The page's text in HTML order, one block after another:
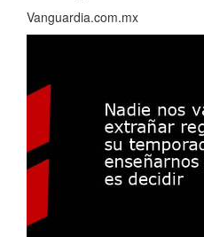
Vanguardia.com.mx